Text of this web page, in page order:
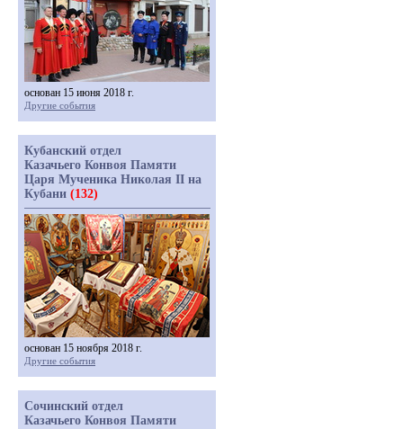
основан 15 июня 2018 г.
Другие события
Кубанский отдел
Казачьего Конвоя Памяти
Царя Мученика Николая II на
Кубани (132)
основан 15 ноября 2018 г.
Другие события
Сочинский отдел
Казачьего Конвоя Памяти